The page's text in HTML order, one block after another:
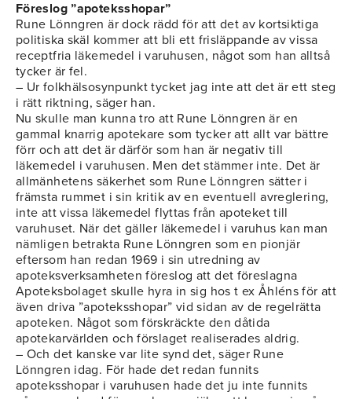
Föreslog ”apoteksshopar”
Rune Lönngren är dock rädd för att det av kortsiktiga
politiska skäl kommer att bli ett frisläppande av vissa
receptfria läkemedel i varuhusen, något som han alltså
tycker är fel.
– Ur folkhälsosynpunkt tycket jag inte att det är ett steg
i rätt riktning, säger han.
Nu skulle man kunna tro att Rune Lönngren är en
gammal knarrig apotekare som tycker att allt var bättre
förr och att det är därför som han är negativ till
läkemedel i varuhusen. Men det stämmer inte. Det är
allmänhetens säkerhet som Rune Lönngren sätter i
främsta rummet i sin kritik av en eventuell avreglering,
inte att vissa läkemedel flyttas från apoteket till
varuhuset. När det gäller läkemedel i varuhus kan man
nämligen betrakta Rune Lönngren som en pionjär
eftersom han redan 1969 i sin utredning av
apoteksverksamheten föreslog att det föreslagna
Apoteksbolaget skulle hyra in sig hos t ex Åhléns för att
även driva ”apoteksshopar” vid sidan av de regelrätta
apoteken. Något som förskräckte den dåtida
apotekarvärlden och förslaget realiserades aldrig.
– Och det kanske var lite synd det, säger Rune
Lönngren idag. För hade det redan funnits
apoteksshopar i varuhusen hade det ju inte funnits